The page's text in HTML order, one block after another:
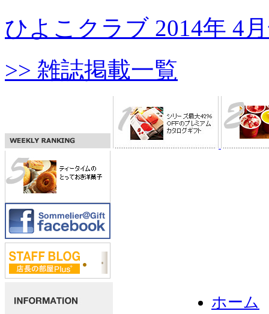
ひよこクラブ 2014年 4
>> 雑誌掲載一覧
ホーム